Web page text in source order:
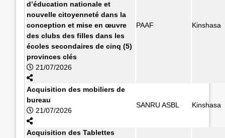
d’éducation nationale et
nouvelle citoyenneté dans la
conception et mise en œuvre
des clubs des filles dans les
écoles secondaires de cinq (5)
provinces clés
21/07/2026
PAAF Kinshasa
Acquisition des mobiliers de
bureau
21/07/2026
SANRU ASBL Kinshasa
Acquisition des Tablettes